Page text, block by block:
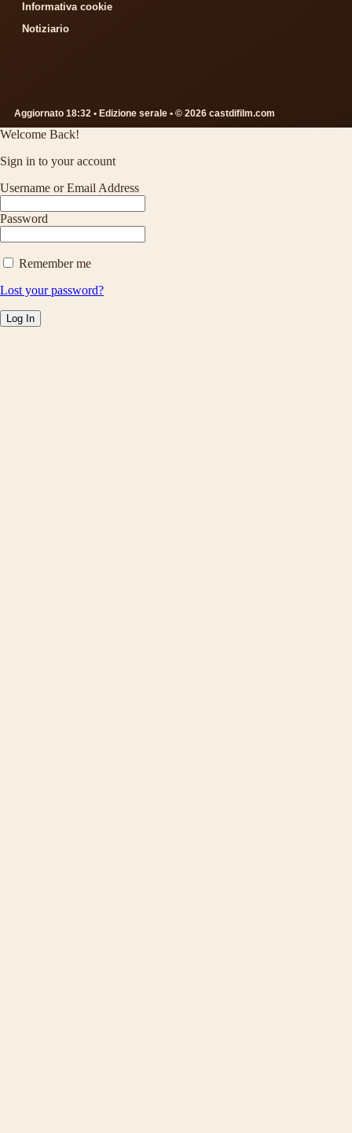
Informativa cookie
Notiziario
Aggiornato 18:32 • Edizione serale • © 2026 castdifilm.com
Welcome Back!
Sign in to your account
Username or Email Address
Password
Remember me
Lost your password?